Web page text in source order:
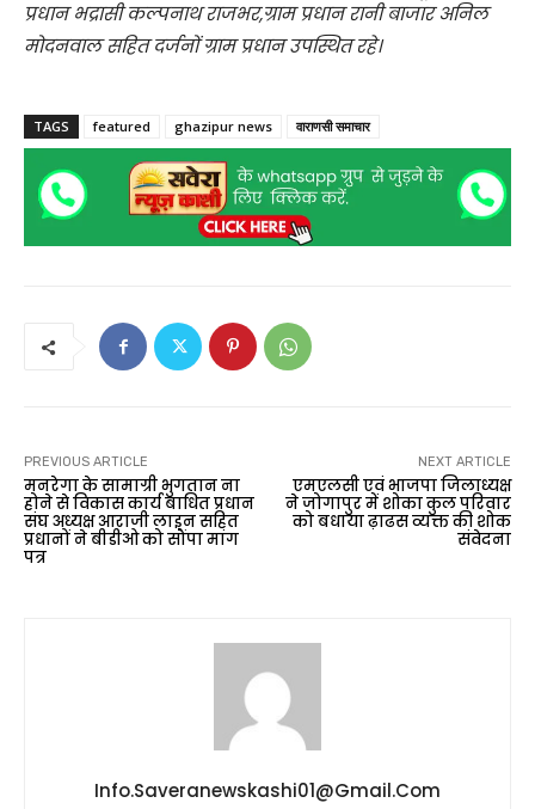
प्रधान भद्रासी कल्पनाथ राजभर,ग्राम प्रधान रानी बाजार अनिल
मोदनवाल सहित दर्जनों ग्राम प्रधान उपस्थित रहे।
TAGS featured ghazipur news वाराणसी समाचार
PREVIOUS ARTICLE
मनरेगा के सामाग्री भुगतान ना
होने से विकास कार्य बाधित प्रधान
संघ अध्यक्ष आराजी लाइन सहित
प्रधानों ने बीडीओ को सौंपा मांग
पत्र
NEXT ARTICLE
एमएलसी एवं भाजपा जिलाध्यक्ष
ने जोगापुर में शोका कुल परिवार
को बधाया ढ़ाढस व्यक्त की शोक
संवेदना
Info.saveranewskashi01@gmail.com